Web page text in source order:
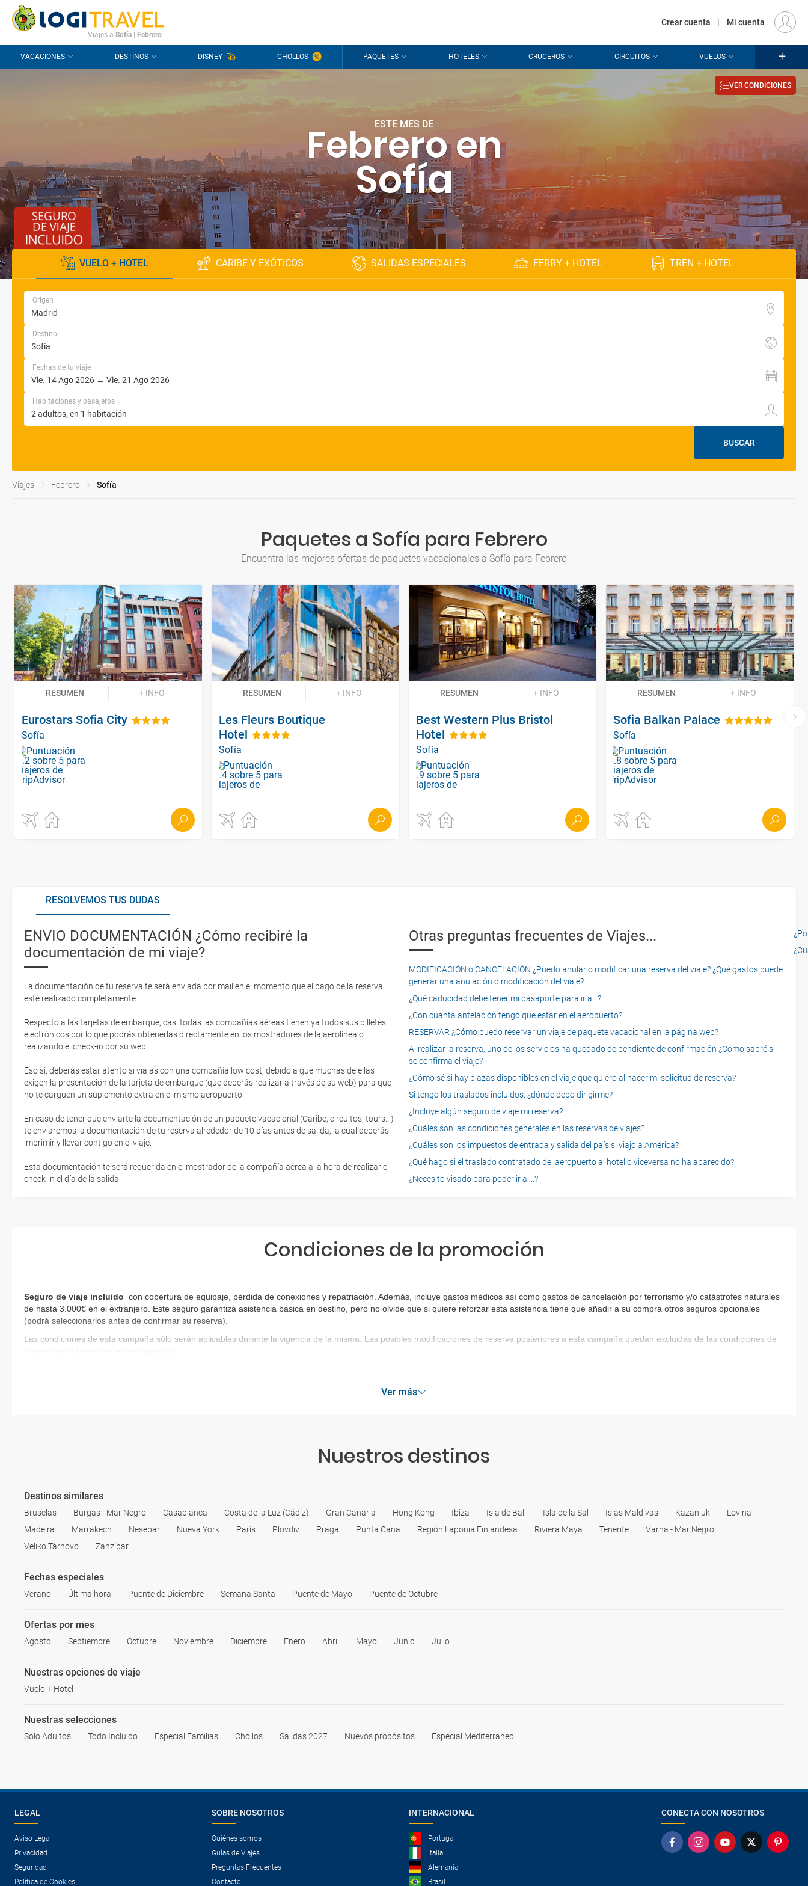
CONTACTO PREGUNTAS FRECUENTES EUR
Viajes a Sofía| Febrero.
Crear cuenta | Mi cuenta
VACACIONES DESTINOS DISNEY CHOLLOS PAQUETES HOTELES CRUCEROS CIRCUITOS VUELOS
ESTE MES DE
Febrero en
Sofía
VER CONDICIONES
VUELO + HOTEL CARIBE Y EXÓTICOS SALIDAS ESPECIALES FERRY + HOTEL TREN + HOTEL
Origen
Destino
Fechas de tu viaje
Habitaciones y pasajeros
BUSCAR
Viajes Febrero Sofía
Paquetes a Sofía para Febrero
Encuentra las mejores ofertas de paquetes vacacionales a Sofía para Febrero
RESUMEN + INFO
Eurostars Sofia City
Sofía
RESUMEN + INFO
Les Fleurs Boutique
Hotel
Sofía
RESUMEN + INFO
Best Western Plus Bristol
Hotel
Sofía
RESUMEN + INFO
Sofia Balkan Palace
Sofía
RESOLVEMOS TUS DUDAS
ENVIO DOCUMENTACIÓN ¿Cómo recibiré la
documentación de mi viaje?
La documentación de tu reserva te será enviada por mail en el momento que el pago de la reserva
esté realizado completamente.
Respecto a las tarjetas de embarque, casi todas las compañías aéreas tienen ya todos sus billetes
electrónicos por lo que podrás obtenerlas directamente en los mostradores de la aerolínea o
realizando el check-in por su web.
Eso sí, deberás estar atento si viajas con una compañía low cost, debido a que muchas de ellas
exigen la presentación de la tarjeta de embarque (que deberás realizar a través de su web) para que
no te carguen un suplemento extra en el mismo aeropuerto.
En caso de tener que enviarte la documentación de un paquete vacacional (Caribe, circuitos, tours...)
te enviaremos la documentación de tu reserva alrededor de 10 días antes de salida, la cual deberás
imprimir y llevar contigo en el viaje.
Esta documentación te será requerida en el mostrador de la compañía aérea a la hora de realizar el
check-in el día de la salida.
Otras preguntas frecuentes de Viajes...
MODIFICACIÓN ó CANCELACIÓN ¿Puedo anular o modificar una reserva del viaje? ¿Qué gastos puede
generar una anulación o modificación del viaje?
¿Qué caducidad debe tener mi pasaporte para ir a...?
¿Con cuánta antelación tengo que estar en el aeropuerto?
RESERVAR ¿Cómo puedo reservar un viaje de paquete vacacional en la página web?
Al realizar la reserva, uno de los servicios ha quedado de pendiente de confirmación ¿Cómo sabré si
se confirma el viaje?
¿Cómo sé si hay plazas disponibles en el viaje que quiero al hacer mi solicitud de reserva?
Si tengo los traslados incluidos, ¿dónde debo dirigirme?
¿Incluye algún seguro de viaje mi reserva?
¿Cuáles son las condiciones generales en las reservas de viajes?
¿Cuáles son los impuestos de entrada y salida del país si viajo a América?
¿Qué hago si el traslado contratado del aeropuerto al hotel o viceversa no ha aparecido?
¿Necesito visado para poder ir a ...?
Condiciones de la promoción
Seguro de viaje incluido con cobertura de equipaje, pérdida de conexiones y repatriación. Además, incluye gastos médicos así como gastos de cancelación por terrorismo y/o catástrofes naturales
de hasta 3.000€ en el extranjero. Este seguro garantiza asistencia básica en destino, pero no olvide que si quiere reforzar esta asistencia tiene que añadir a su compra otros seguros opcionales
(podrá seleccionarlos antes de confirmar su reserva)
Las condiciones de esta campaña sólo serán aplicables durante la vigencia de la misma. Las posibles modificaciones de reserva posteriores a esta campaña quedan excluidas de las condiciones de
promoción anteriormente mencionadas.
Ver más
Nuestros destinos
Destinos similares
Bruselas Burgas - Mar Negro Casablanca Costa de la Luz (Cádiz) Gran Canaria Hong Kong Ibiza Isla de Bali Isla de la Sal Islas Maldivas Kazanluk
Lovina
Madeira
Marrakech Nesebar Nueva York París Plovdiv Praga Punta Cana Región Laponia Finlandesa Riviera Maya Tenerife
Varna - Mar Negro
Veliko Tárnovo
Zanzíbar
Fechas especiales
Verano Última hora Puente de Diciembre Semana Santa Puente de Mayo Puente de Octubre
Ofertas por mes
Agosto Septiembre Octubre Noviembre Diciembre Enero Abril Mayo Junio Julio
Nuestras opciones de viaje
Vuelo + Hotel
Nuestras selecciones
Solo Adultos Todo Incluido Especial Familias Chollos Salidas 2027 Nuevos propósitos Especial Mediterraneo
LEGAL
Aviso Legal
Privacidad
Seguridad
Política de Cookies
SOBRE NOSOTROS
Quiénes somos
Guías de Viajes
Preguntas Frecuentes
Contacto
INTERNACIONAL
Portugal
Italia
Alemania
Brasil
CONECTA CON NOSOTROS